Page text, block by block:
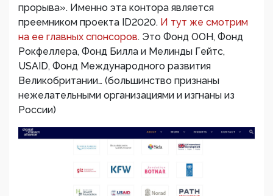
прорыва». Именно эта контора является
преемником проекта ID2020. И тут же смотрим
на ее главных спонсоров. Это Фонд ООН, Фонд
Рокфеллера, Фонд Билла и Мелинды Гейтс,
USAID, Фонд Международного развития
Великобритании… (большинство признаны
нежелательными организациями и изгнаны из
России)